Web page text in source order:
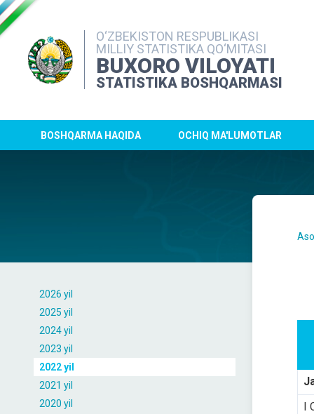
O‘ZBEKISTON RESPUBLIKASI
MILLIY STATISTIKA QO‘MITASI
BUXORO VILOYATI
STATISTIKA BOSHQARMASI
BOSHQARMA HAQIDA OCHIQ MA'LUMOTLAR
2026 yil
2025 yil
2024 yil
2023 yil
2022 yil
2021 yil
2020 yil
I